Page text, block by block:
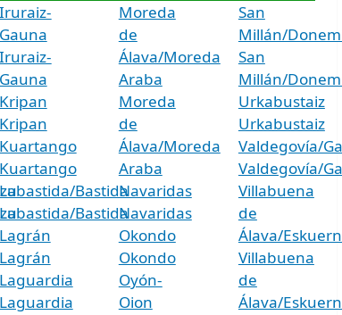
Iruraiz-
Gauna
Iruraiz-
Gauna
Kripan
Kripan
Kuartango
Kuartango
Bastida
Bastida
Laguardia
Laguardia
Moreda
de
Álava/Moreda
Araba
Moreda
de
Álava/Moreda
Araba
Navaridas
Navaridas
Okondo
Okondo
Oyón-
Oion
San
Millán/
San
Millán/
Urkabustaiz
Urkabustaiz
Valdegovía/
Valdegovía/
Villabuena
de
Álava/
Villabuena
de
Álava/